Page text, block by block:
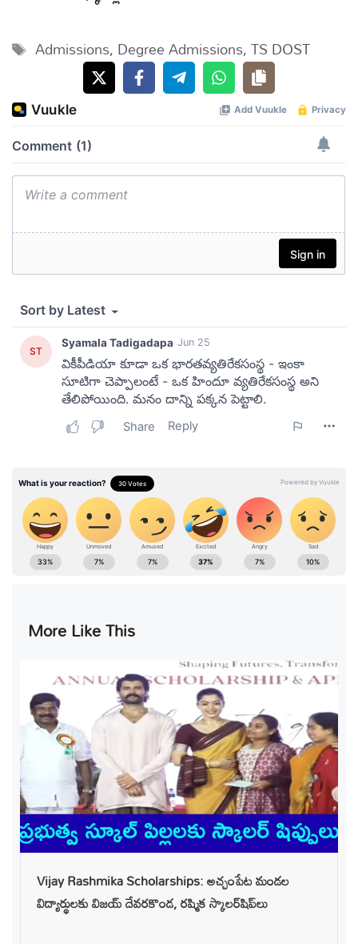
Tags
Admissions,Degree Admissions,TS DOST
More Like This
Vijay Rashmika Scholarships: అచ్చంపేట మండల
విద్యార్థులకు విజయ్ దేవరకొండ, రష్మిక స్కాలర్‌షిప్‌లు